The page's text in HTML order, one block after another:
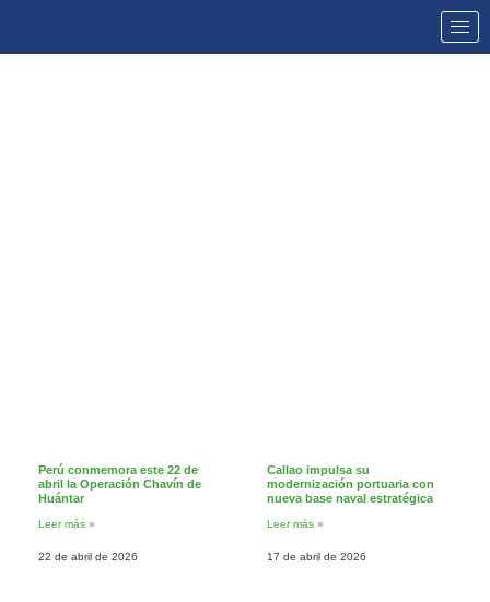
Perú conmemora este 22 de
abril la Operación Chavín de
Huántar
Leer más »
22 de abril de 2026
Callao impulsa su
modernización portuaria con
nueva base naval estratégica
Leer más »
17 de abril de 2026